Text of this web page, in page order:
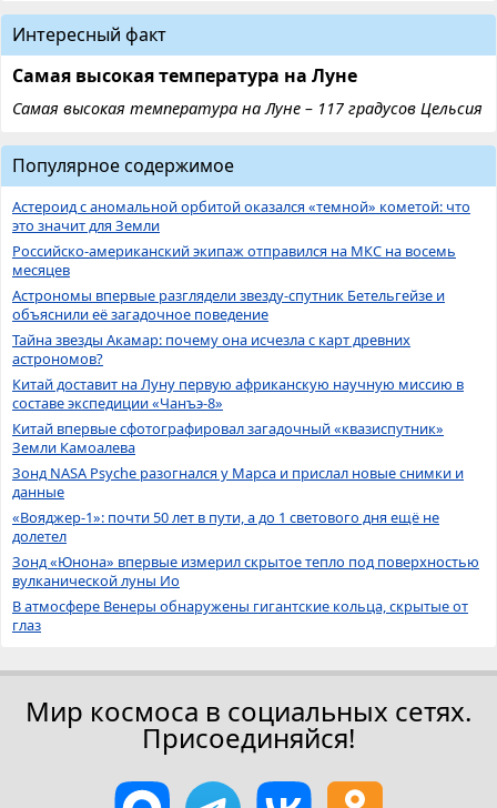
Интересный факт
Самая высокая температура на Луне
Самая высокая температура на Луне – 117 градусов Цельсия
Популярное содержимое
Астероид с аномальной орбитой оказался «темной» кометой: что
это значит для Земли
Российско-американский экипаж отправился на МКС на восемь
месяцев
Астрономы впервые разглядели звезду-спутник Бетельгейзе и
объяснили её загадочное поведение
Тайна звезды Акамар: почему она исчезла с карт древних
астрономов?
Китай доставит на Луну первую африканскую научную миссию в
составе экспедиции «Чанъэ-8»
Китай впервые сфотографировал загадочный «квазиспутник»
Земли Камоалева
Зонд NASA Psyche разогнался у Марса и прислал новые снимки и
данные
«Вояджер-1»: почти 50 лет в пути, а до 1 светового дня ещё не
долетел
Зонд «Юнона» впервые измерил скрытое тепло под поверхностью
вулканической луны Ио
В атмосфере Венеры обнаружены гигантские кольца, скрытые от
глаз
Мир космоса в социальных сетях.
Присоединяйся!